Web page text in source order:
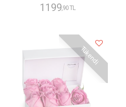
1199 ,90 TL
Tükendi